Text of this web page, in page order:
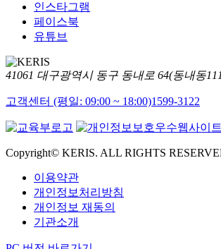
인스타그램
페이스북
유튜브
41061 대구광역시 동구 동내로 64(동내동
고객센터 (평일: 09:00 ~ 18:00)1599-3122
Copyright© KERIS. ALL RIGHTS
이용약관
개인정보처리방침
개인정보 재동의
기관소개